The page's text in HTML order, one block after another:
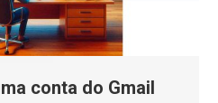
conta do Gmail